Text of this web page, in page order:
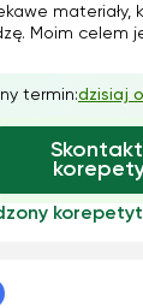
materiały,
Moim celem
i literatury
je w
termin:dzisiaj